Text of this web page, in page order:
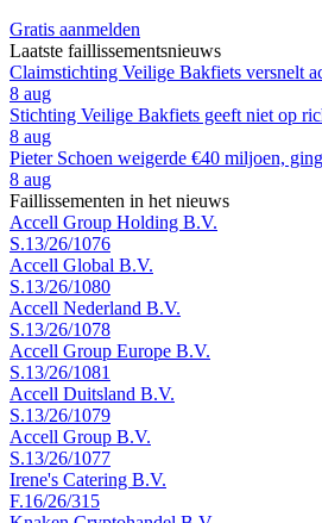
Gratis aanmelden
Laatste faillissementsnieuws
Claimstichting Veilige Bakfiets versnelt
8 aug
Stichting Veilige Bakfiets geeft niet op
8 aug
Pieter Schoen weigerde €40 miljoen,
8 aug
Faillissementen in het nieuws
Accell Group Holding B.V.
S.13/26/1076
Accell Global B.V.
S.13/26/1080
Accell Nederland B.V.
S.13/26/1078
Accell Group Europe B.V.
S.13/26/1081
Accell Duitsland B.V.
S.13/26/1079
Accell Group B.V.
S.13/26/1077
Irene's Catering B.V.
F.16/26/315